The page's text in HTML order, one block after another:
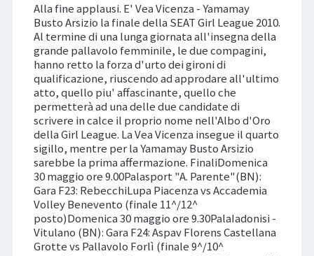
Alla fine applausi. E' Vea Vicenza - Yamamay
Busto Arsizio la finale della SEAT Girl League 2010.
Al termine di una lunga giornata all'insegna della
grande pallavolo femminile, le due compagini,
hanno retto la forza d'urto dei gironi di
qualificazione, riuscendo ad approdare all'ultimo
atto, quello piu' affascinante, quello che
permetterà ad una delle due candidate di
scrivere in calce il proprio nome nell'Albo d'Oro
della Girl League. La Vea Vicenza insegue il quarto
sigillo, mentre per la Yamamay Busto Arsizio
sarebbe la prima affermazione. FinaliDomenica
30 maggio ore 9.00Palasport "A. Parente"(BN):
Gara F23: RebecchiLupa Piacenza vs Accademia
Volley Benevento (finale 11^/12^
posto)Domenica 30 maggio ore 9.30PalaIadonisi -
Vitulano (BN): Gara F24: Aspav Florens Castellana
Grotte vs Pallavolo Forlì (finale 9^/10^